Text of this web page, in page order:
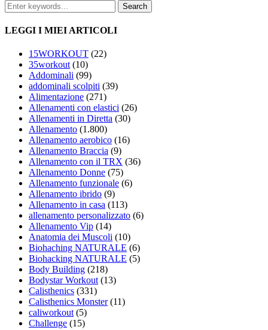
LEGGI I MIEI ARTICOLI
15WORKOUT (22)
35workout (10)
Addominali (99)
addominali scolpiti (39)
Alimentazione (271)
Allenamenti con elastici (26)
Allenamenti in Diretta (30)
Allenamento (1.800)
Allenamento aerobico (16)
Allenamento Braccia (9)
Allenamento con il TRX (36)
Allenamento Donne (75)
Allenamento funzionale (6)
Allenamento ibrido (9)
Allenamento in casa (113)
allenamento personalizzato (6)
Allenamento Vip (14)
Anatomia dei Muscoli (10)
Biohaching NATURALE (6)
Biohacking NATURALE (5)
Body Building (218)
Bodystar Workout (13)
Calisthenics (331)
Calisthenics Monster(11)
caliworkout (5)
Challenge (15)